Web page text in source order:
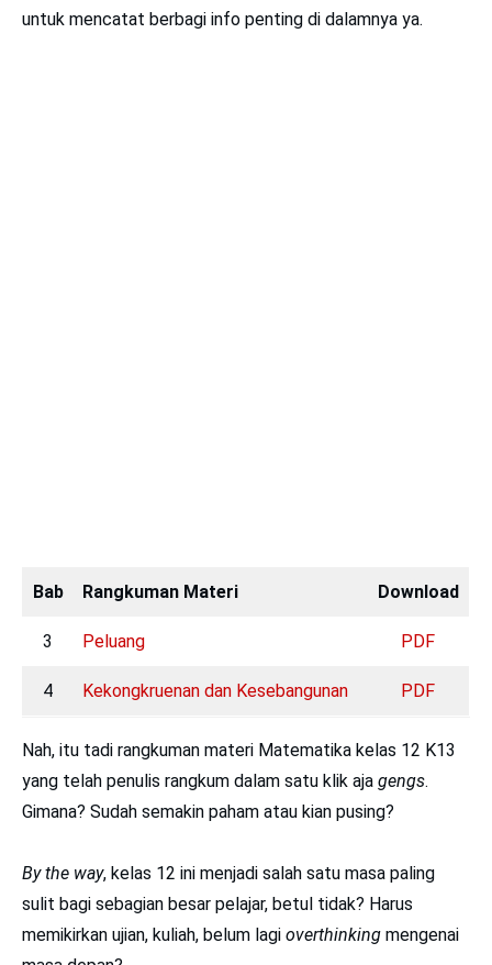
untuk mencatat berbagi info penting di dalamnya ya.
Bab Rangkuman Materi Download
3 Peluang PDF
4 Kekongkruenan dan Kesebangunan PDF
Nah, itu tadi rangkuman materi Matematika kelas 12 K13
yang telah penulis rangkum dalam satu klik aja gengs.
Gimana? Sudah semakin paham atau kian pusing?
By the way, kelas 12 ini menjadi salah satu masa paling
sulit bagi sebagian besar pelajar, betul tidak? Harus
memikirkan ujian, kuliah, belum lagi overthinking mengenai